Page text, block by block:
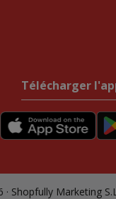
Télécharger
Shopfully Marketing